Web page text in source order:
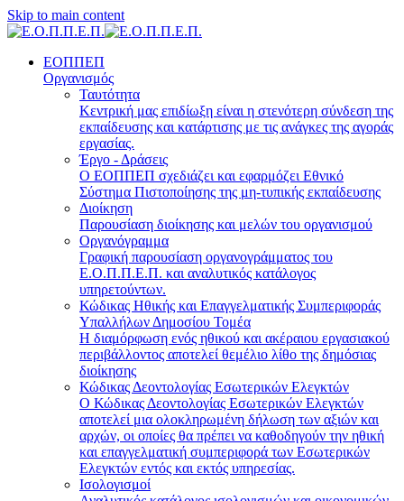
Skip to main content
ΕΟΠΠΕΠ
Οργανισμός
Ταυτότητα
Κεντρική μας επιδίωξη είναι η στενότερη σύνδεση της
εκπαίδευσης και κατάρτισης με τις ανάγκες της αγοράς
εργασίας.
Έργο - Δράσεις
Ο ΕΟΠΠΕΠ σχεδιάζει και εφαρμόζει Eθνικό
Σύστημα Πιστοποίησης της μη-τυπικής εκπαίδευσης
Διοίκηση
Παρουσίαση διοίκησης και μελών του οργανισμού
Οργανόγραμμα
Γραφική παρουσίαση οργανογράμματος του
Ε.Ο.Π.Π.Ε.Π. και αναλυτικός κατάλογος
υπηρετούντων.
Κώδικας Ηθικής και Επαγγελματικής Συμπεριφοράς
Υπαλλήλων Δημοσίου Τομέα
Η διαμόρφωση ενός ηθικού και ακέραιου εργασιακού
περιβάλλοντος αποτελεί θεμέλιο λίθο της δημόσιας
διοίκησης
Κώδικας Δεοντολογίας Εσωτερικών Ελεγκτών
Ο Κώδικας Δεοντολογίας Εσωτερικών Ελεγκτών
αποτελεί μια ολοκληρωμένη δήλωση των αξιών και
αρχών, οι οποίες θα πρέπει να καθοδηγούν την ηθική
και επαγγελματική συμπεριφορά των Εσωτερικών
Ελεγκτών εντός και εκτός υπηρεσίας.
Ισολογισμοί